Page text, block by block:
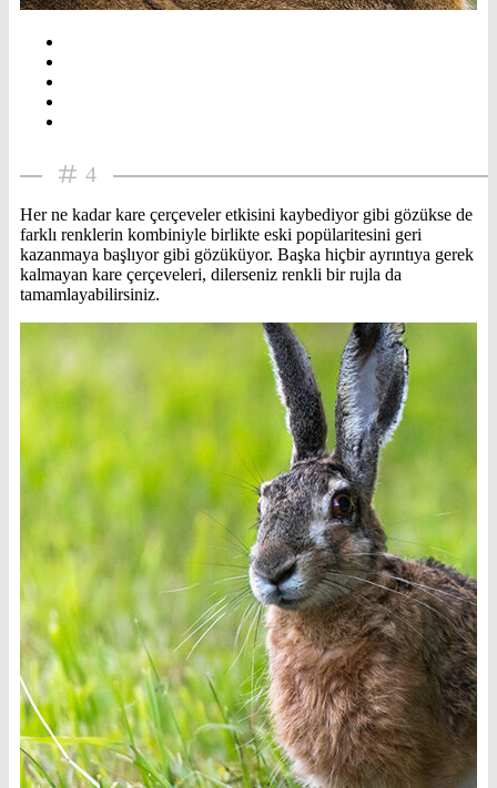
4
Her ne kadar kare çerçeveler etkisini kaybediyor gibi gözükse de
farklı renklerin kombiniyle birlikte eski popülaritesini geri
kazanmaya başlıyor gibi gözüküyor. Başka hiçbir ayrıntıya gerek
kalmayan kare çerçeveleri, dilerseniz renkli bir rujla da
tamamlayabilirsiniz.